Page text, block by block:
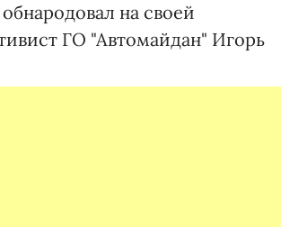
обнародовал на своей
ГО "Автомайдан" Игорь